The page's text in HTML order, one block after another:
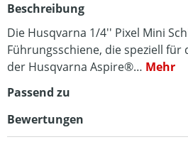
Beschreibung
Die Husqvarna 1/4'' Pixel Mini
Führungsschiene, die speziell für
der Husqvarna Aspire®… Mehr
Passend zu
Bewertungen